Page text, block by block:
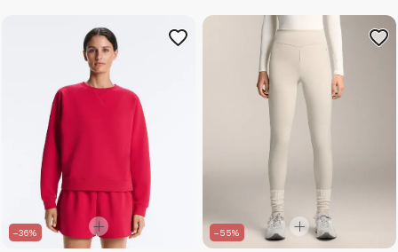
–36% –55%